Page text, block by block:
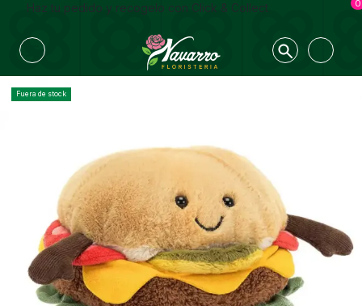
Haz tu pedido y recogelo con Click & Collect 0
Fuera de stock